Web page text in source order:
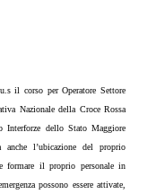
il corso per Operatore Settore
Nazionale della Croce Rossa
Interforze dello Stato Maggiore
l’ubicazione del proprio
formare il proprio personale in
possono essere attivate,